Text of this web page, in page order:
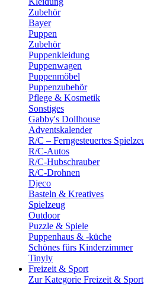
Zubehör
Bayer
Puppen
Zubehör
Puppenkleidung
Puppenwagen
Puppenmöbel
Puppenzubehör
Pflege & Kosmetik
Sonstiges
Gabby's Dollhouse
Adventskalender
R/C – Ferngesteuertes
R/C-Autos
R/C-Hubschrauber
R/C-Drohnen
Djeco
Basteln & Kreatives
Spielzeug
Outdoor
Puzzle & Spiele
Puppenhaus & -küche
Schönes fürs Kinderzimmer
Tinyly
Freizeit & Sport
Zur Kategorie Freizeit & Sport